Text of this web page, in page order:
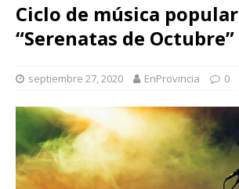
Ciclo de música popular
“Serenatas de Octubre”
septiembre 27, 2020 EnProvincia 0